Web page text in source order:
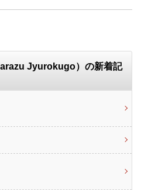
Jyurokugo）の新着記